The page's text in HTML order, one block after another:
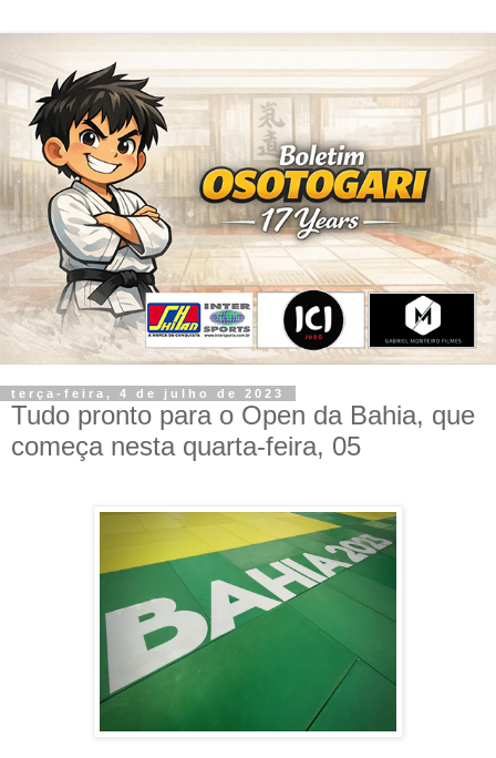
terça-feira, 4 de julho de 2023
Tudo pronto para o Open da Bahia, que
começa nesta quarta-feira, 05